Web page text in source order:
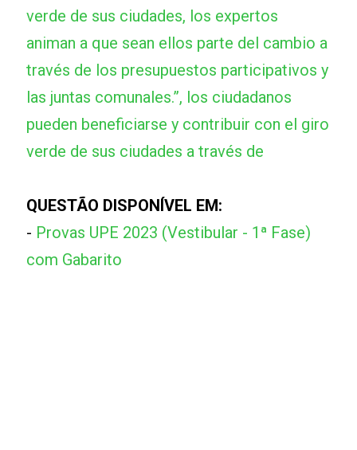
verde de sus ciudades, los expertos
animan a que sean ellos parte del cambio a
través de los presupuestos participativos y
las juntas comunales.”, los ciudadanos
pueden beneficiarse y contribuir con el giro
verde de sus ciudades a través de
QUESTÃO DISPONÍVEL EM:
- Provas UPE 2023 (Vestibular - 1ª Fase)
com Gabarito